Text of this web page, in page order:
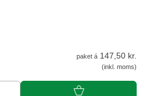
paket á 147,50 kr.
(inkl. moms)